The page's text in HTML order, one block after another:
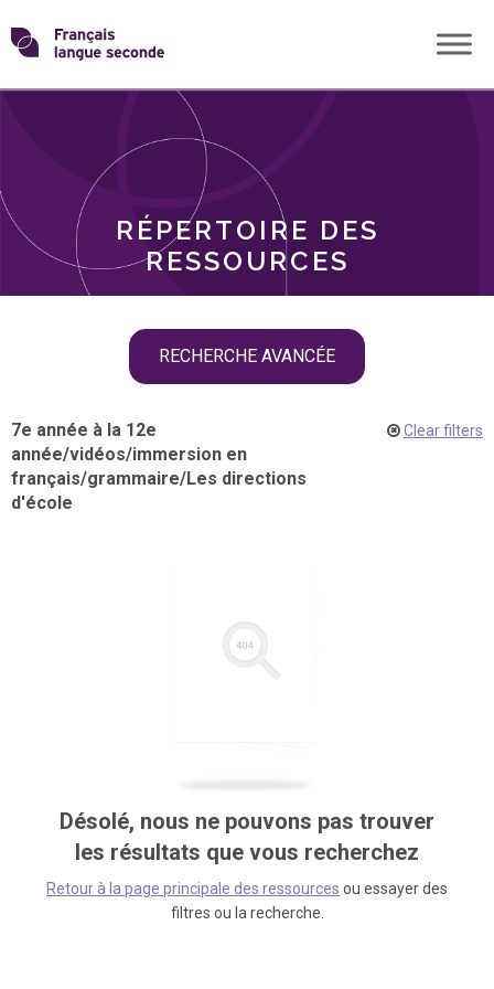
Skip
toTransformons
langue
RÉPERTOIRE DES
RESSOURCES
RECHERCHE AVANCÉE
THÈMES
7e année à la 12e
année/vidéos/immersion en
français/grammaire/Les directions
d'école
Clear filters
Désolé, nous ne pouvons pas trouver
les résultats que vous recherchez
Retour à la page principale des ressources ou essayer des
filtres ou la recherche.